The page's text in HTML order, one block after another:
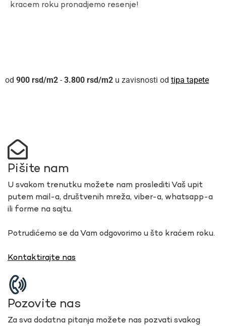
kracem roku pronadjemo resenje!
900 rsd - 3.800 rsd u zavisnosti od tipa tapete
Pišite nam
U svakom trenutku možete nam proslediti Vaš upit
putem mail-a, društvenih mreža, viber-a, whatsapp-a
ili forme na sajtu.
Potrudićemo se da Vam odgovorimo u što kraćem roku.
Kontaktirajte nas
Pozovite nas
Za sva dodatna pitanja možete nas pozvati svakog